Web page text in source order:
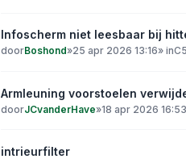
Infoscherm niet leesbaar bij
doorBoshond»25 apr 2026 13:16» in
Armleuning voorstoelen
doorJCvanderHave»18 apr 2026 16:53
intrieurfilter